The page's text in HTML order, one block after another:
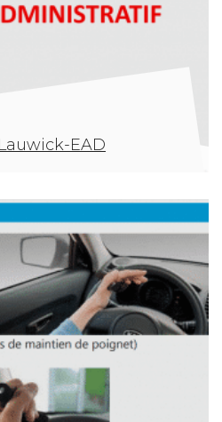
EAD